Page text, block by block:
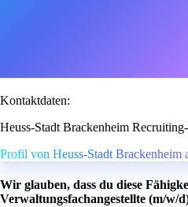
Kontaktdaten:
Heuss-Stadt Brackenheim
Profil von Heuss-Stadt Brackenheim
Wir glauben, dass du diese
Verwaltungsfachangestellte (m/w/